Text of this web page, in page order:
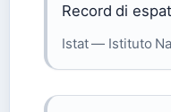
Record di
Istat — Istituto